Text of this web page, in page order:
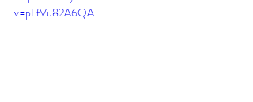
v=pLfVu82A6QA